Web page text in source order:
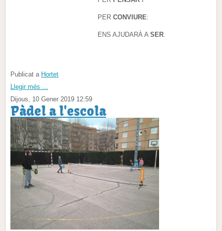
PER CONVIURE:
ENS AJUDARÀ A SER
Publicat a Hortet
Llegir més ...
Dijous, 10 Gener 2019 12:59
Pàdel a l'escola